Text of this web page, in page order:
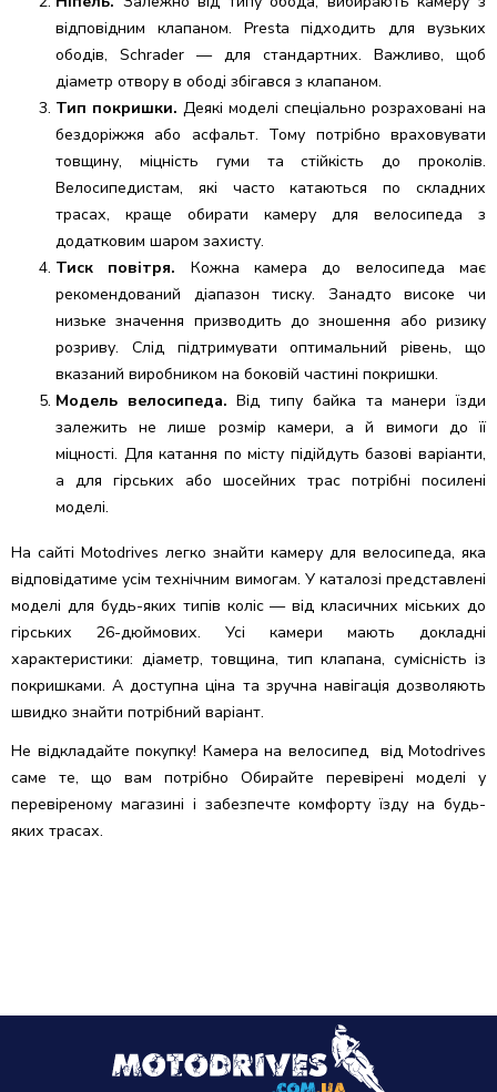
відповідним клапаном. Presta підходить для вузьких
ободів, Schrader — для стандартних. Важливо, щоб
діаметр отвору в ободі збігався з клапаном.
Тип покришки. Деякі моделі спеціально розраховані на
бездоріжжя або асфальт. Тому потрібно враховувати
товщину, міцність гуми та стійкість до проколів.
Велосипедистам, які часто катаються по складних
трасах, краще обирати камеру для велосипеда з
додатковим шаром захисту.
Тиск повітря. Кожна камера до велосипеда має
рекомендований діапазон тиску. Занадто високе чи
низьке значення призводить до зношення або ризику
розриву. Слід підтримувати оптимальний рівень, що
вказаний виробником на боковій частині покришки.
Модель велосипеда. Від типу байка та манери їзди
залежить не лише розмір камери, а й вимоги до її
міцності. Для катання по місту підійдуть базові варіанти,
а для гірських або шосейних трас потрібні посилені
моделі.
На сайті Motodrives легко знайти камеру для велосипеда, яка
відповідатиме усім технічним вимогам. У каталозі представлені
моделі для будь-яких типів коліс — від класичних міських до
гірських 26-дюймових. Усі камери мають докладні
характеристики: діаметр, товщина, тип клапана, сумісність із
покришками. А доступна ціна та зручна навігація дозволяють
швидко знайти потрібний варіант.
Не відкладайте покупку! Камера на велосипед від Motodrives
саме те, що вам потрібно Обирайте перевірені моделі у
перевіреному магазині і забезпечте комфорту їзду на будь-
яких трасах.